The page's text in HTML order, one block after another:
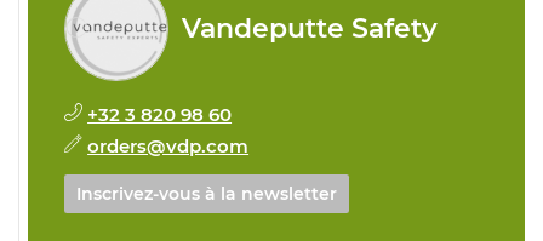
Vandeputte Safety
+32 3 820 98 60
orders@vdp.com
Inscrivez-vous à la newsletter